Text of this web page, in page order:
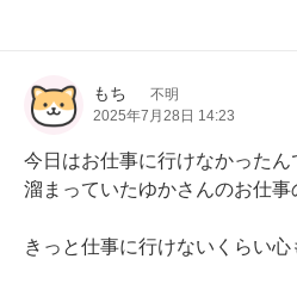
もち
不明
2025年7月28日 14:23
今日はお仕事に行けなかったん
溜まっていたゆかさんのお仕
きっと仕事に行けないくらい